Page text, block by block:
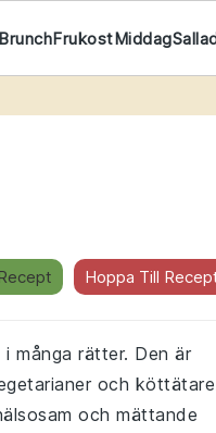
FrukostMiddag
Hoppa Till
många rätter. Den är
och
och mättande